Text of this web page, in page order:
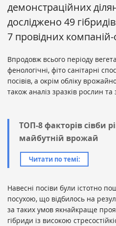
демонстраційних
досліджено 49
7 провідних компаній-
Впродовж всього періоду
фенологічні, фіто санітарні
посівів, а окрім обліку
також аналіз зразків рослин та
ТОП-8 факторів сівби
майбутній врожай
Читати по темі:
Навесні посіви були істотно
посухою, що відбилось на
за таких умов якнайкраще
гібриди із високою